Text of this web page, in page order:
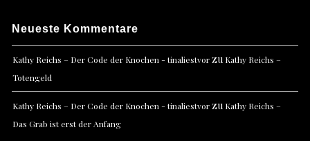
Neueste Kommentare
Kathy Reichs – Der Code der Knochen - tinaliestvorzu Kathy Reichs –
Totengeld
Kathy Reichs – Der Code der Knochen - tinaliestvorzu Kathy Reichs –
Das Grab ist erst der Anfang